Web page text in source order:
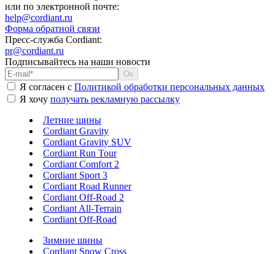
или по электронной почте:
help@cordiant.ru
Форма обратной связи
Пресс-служба Cordiant:
pr@cordiant.ru
Подписывайтесь на наши новости
Я согласен с Политикой обработки персональных данных
Я хочу получать рекламную рассылку
Летние шины
Cordiant Gravity
Cordiant Gravity SUV
Cordiant Run Tour
Cordiant Comfort 2
Cordiant Sport 3
Cordiant Road Runner
Cordiant Off-Road 2
Cordiant All-Terrain
Cordiant Off-Road
Зимние шины
Cordiant Snow Cross